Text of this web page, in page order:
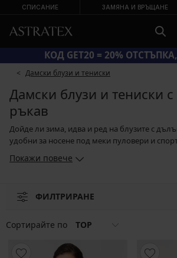
СПИСАНИЕ ЗАМЯНА И ВРЪЩАНЕ
ГОЛЯМА ЛЯТНА
Дамски блузи и тениски
Дамски блузи и тениски
ръкав
Дойде ли зима, идва и ред на блузите с
удобни за носене под меки пуловери и
комбинация с джинси, официални
интересни отвори. По време на зимните
Покажи повече
ФИЛТРИРАНЕ
Сортирайте по TOP